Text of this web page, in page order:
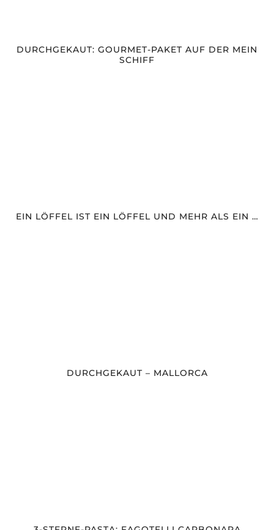
DURCHGEKAUT: GOURMET-PAKET AUF DER MEIN
SCHIFF
EIN LÖFFEL IST EIN LÖFFEL UND MEHR ALS EIN …
DURCHGEKAUT – MALLORCA